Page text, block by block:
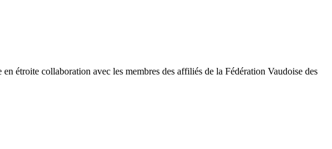
étroite collaboration avec les membres des affiliés de la Fédération Vaudoise des